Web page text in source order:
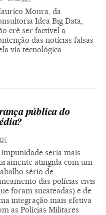
Moura, da
Idea Big Data,
crê ser factível a
das notícias falsas
via tecnológica
pública do
impunidade seria mais
atingida com um
sério de
das polícias civis
foram sucateadas) e de
integração mais efetiva
as Polícias Militares